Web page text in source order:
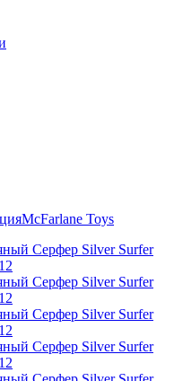
McFarlane Toys